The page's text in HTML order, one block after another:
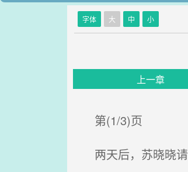
字体 大 中 小
上一章
第(1/3)页
两天后，苏晓晓请